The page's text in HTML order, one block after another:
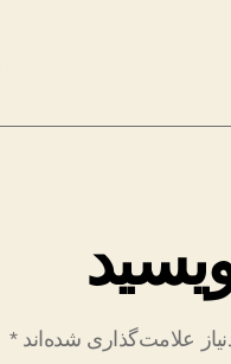
علامت‌گذاری شده‌اند*